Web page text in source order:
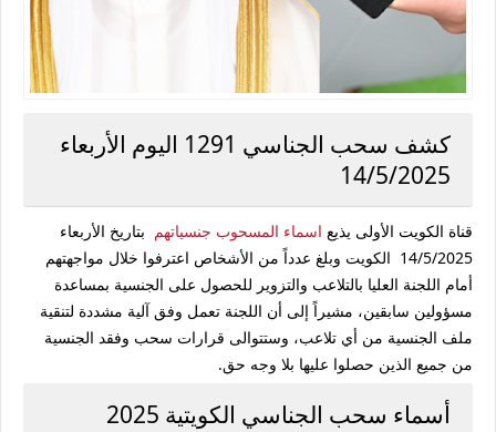
كشف سحب الجناسي 1291 اليوم الأربعاء
14/5/2025
قناة الكويت الأولى يذيع اسماء المسحوب جنسياتهم بتاريخ الأربعاء
14/5/2025 الكويت وبلغ عدداً من الأشخاص اعترفوا خلال مواجهتهم
أمام اللجنة العليا بالتلاعب والتزوير للحصول على الجنسية بمساعدة
مسؤولين سابقين، مشيراً إلى أن اللجنة تعمل وفق آلية مشددة لتنقية
ملف الجنسية من أي تلاعب، وستتوالى قرارات سحب وفقد الجنسية
من جميع الذين حصلوا عليها بلا وجه حق.
أسماء سحب الجناسي الكويتية 2025